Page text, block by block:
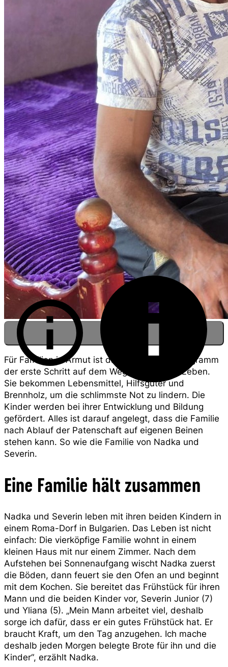
Spenden
Severin, Nadka und ihre Kinder
Für Familien in Armut ist das Patenschaftsprogramm
der erste Schritt auf dem Weg in ein neues Leben.
Sie bekommen Lebensmittel, Hilfsgüter und
Brennholz, um die schlimmste Not zu lindern. Die
Kinder werden bei ihrer Entwicklung und Bildung
gefördert. Alles ist darauf angelegt, dass die Familie
nach Ablauf der Patenschaft auf eigenen Beinen
stehen kann. So wie die Familie von Nadka und
Severin.
Eine Familie hält zusammen
Nadka und Severin leben mit ihren beiden Kindern in
einem Roma-Dorf in Bulgarien. Das Leben ist nicht
einfach: Die vierköpfige Familie wohnt in einem
kleinen Haus mit nur einem Zimmer. Nach dem
Aufstehen bei Sonnenaufgang wischt Nadka zuerst
die Böden, dann feuert sie den Ofen an und beginnt
mit dem Kochen. Sie bereitet das Frühstück für ihren
Mann und die beiden Kinder vor, Severin Junior (7)
und Yliana (5). „Mein Mann arbeitet viel, deshalb
sorge ich dafür, dass er ein gutes Frühstück hat. Er
braucht Kraft, um den Tag anzugehen. Ich mache
deshalb jeden Morgen belegte Brote für ihn und die
Kinder“, erzählt Nadka.